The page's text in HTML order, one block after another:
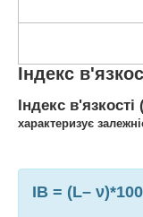
Індекс
Індекс в'язкості
характеризує
ІВ = (L–